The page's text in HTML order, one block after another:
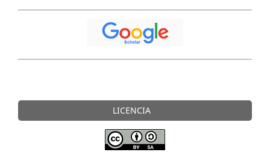
LICENCIA